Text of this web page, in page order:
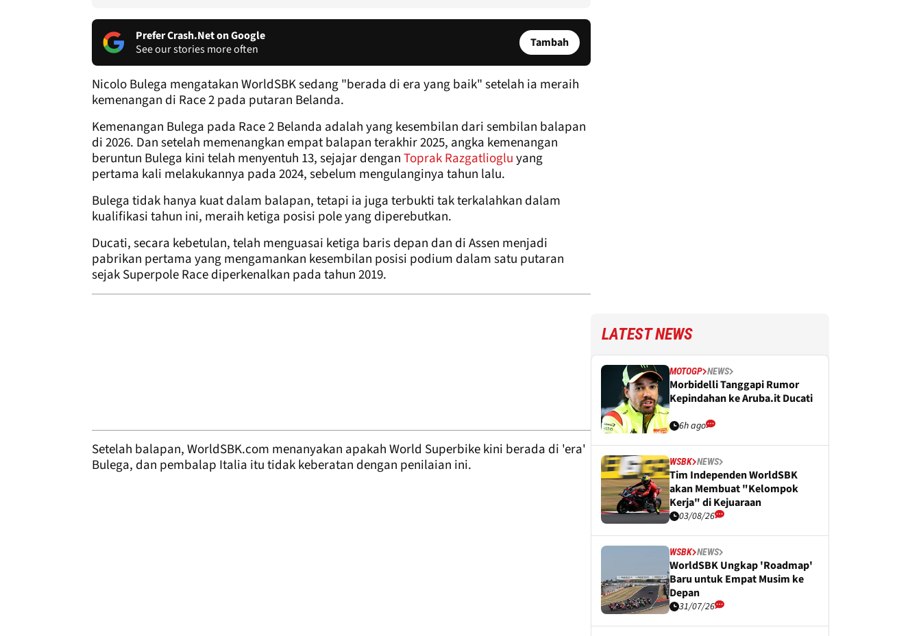
Prefer Crash.Net on Google
See our stories more often
Tambah
Nicolo Bulega mengatakan WorldSBK sedang "berada di era yang baik" setelah ia meraih
kemenangan di Race 2 pada putaran Belanda.
Kemenangan Bulega pada Race 2 Belanda adalah yang kesembilan dari sembilan balapan
di 2026. Dan setelah memenangkan empat balapan terakhir 2025, angka kemenangan
beruntun Bulega kini telah menyentuh 13, sejajar denganToprak Razgatliogluyang
pertama kali melakukannya pada 2024, sebelum mengulanginya tahun lalu.
Bulega tidak hanya kuat dalam balapan, tetapi ia juga terbukti tak terkalahkan dalam
kualifikasi tahun ini, meraih ketiga posisi pole yang diperebutkan.
Ducati, secara kebetulan, telah menguasai ketiga baris depan dan di Assen menjadi
pabrikan pertama yang mengamankan kesembilan posisi podium dalam satu putaran
sejak Superpole Race diperkenalkan pada tahun 2019.
Setelah balapan, WorldSBK.com menanyakan apakah World Superbike kini berada di 'era'
Bulega, dan pembalap Italia itu tidak keberatan dengan penilaian ini.
LATEST NEWS
MOTOGP NEWS
Morbidelli Tanggapi Rumor
Kepindahan ke Aruba.it Ducati
6h ago
WSBK NEWS
Tim Independen WorldSBK
akan Membuat "Kelompok
Kerja" di Kejuaraan
03/08/26
WSBK NEWS
WorldSBK Ungkap 'Roadmap'
Baru untuk Empat Musim ke
Depan
31/07/26